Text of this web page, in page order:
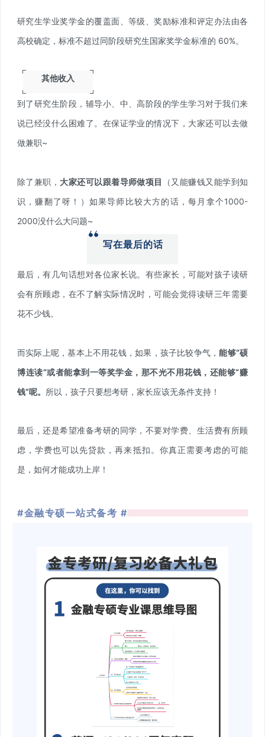
研究生学业奖学金的覆盖面、等级、奖励标准和评定办法由各
高校确定，标准不超过同阶段研究生国家奖学金标准的 60%。
其他收入
到了研究生阶段，辅导小、中、高阶段的学生学习对于我们来
说已经没什么困难了。在保证学业的情况下，大家还可以去做
做兼职~
除了兼职， 大家还可以跟着导师做项目
（又能赚钱又能学到知
识，赚翻了呀！）如果导师比较大方的话，每月拿个1000-
2000没什么大问题~
写在最后的话
最后，有几句话想对各位家长说。有些家长，可能对孩子读研
会有所顾虑，在不了解实际情况时，可能会觉得读研三年需要
花不少钱。
而实际上呢，基本上不用花钱，如果，孩子比较争气，能够“硕
博连读”或者能拿到一等奖学金，那不光不用花钱，还能够“赚
钱”呢。 所以，孩子只要想考研，家长应该无条件支持！
最后，还是希望准备考研的同学，不要对学费、生活费有所顾
虑，学费也可以先贷款，再来抵扣。你真正需要考虑的可能
是，如何才能成功上岸！
#金融专硕一站式备考 #